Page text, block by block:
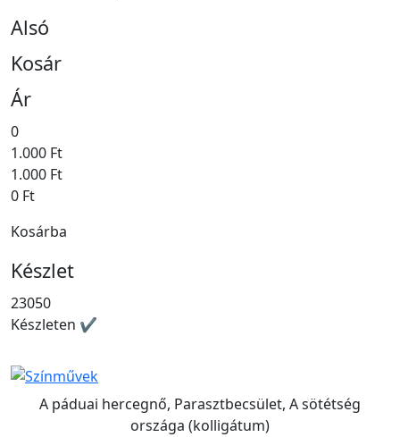
Alsó
Kosár
Ár
0
1.000 Ft
1.000 Ft
0 Ft
Kosárba
Készlet
23050
Készleten ✔
A páduai hercegnő, Parasztbecsület, A sötétség
országa (kolligátum)